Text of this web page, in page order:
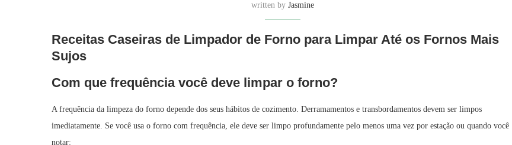
written by Jasmine
Receitas Caseiras de Limpador de Forno para Limpar Até os Fornos Mais
Sujos
Com que frequência você deve limpar o forno?
A frequência da limpeza do forno depende dos seus hábitos de cozimento. Derramamentos e transbordamentos devem ser limpos
imediatamente. Se você usa o forno com frequência, ele deve ser limpo profundamente pelo menos uma vez por estação ou quando você
notar: